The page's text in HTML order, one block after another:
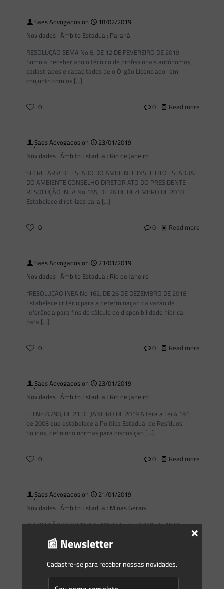
Saes Advogadoson
18/02/2019
Novidades | Âmbito Estadual: Paraná
RESOLUÇÃO SEMA No 8, DE 12 DE FEVEREIRO DE 2019
Súmula: receber apoio técnico de profissionais autônomos,
cadastrados e capacitados pelo Órgão Licenciador em
conjunto com os […]
0 0 Read more
Saes Advogadoson
23/01/2019
Novidades | Âmbito Estadual: Rio de Janeiro
SECRETARIA DE ESTADO DO AMBIENTE INSTITUTO ESTADUAL
DO AMBIENTE CONSELHO DIRETOR ATO DO PRESIDENTE
RESOLUÇÃO INEA No 165, DE 26 DE DEZEMBRO DE 2018
Estabelece diretrizes para […]
0 0 Read more
Saes Advogadoson
23/01/2019
Novidades | Âmbito Estadual: Rio de Janeiro
*RESOLUÇÃO INEA No 162, DE 26 DE DEZEMBRO DE 2018
Estabelece critério para a determinação da vazão de
referência para fins do cálculo de disponibilidade hídrica
para […]
0 0 Read more
Saes Advogadoson
23/01/2019
Novidades | Âmbito Estadual: Rio de Janeiro
LEI No 8.298, DE 21 DE JANEIRO DE 2019 Altera a Lei 4.191,
de 2003 que estabelece a Política Estadual de Resíduos
Sólidos, definindo normas para disposição […]
0 0 Read more
Saes Advogadoson
21/01/2019
Novidades | Âmbito Estadual: Minas Gerais
RESOLUÇÃO CONJUNTA SEMAD/ IEF No 2.749, DE 15 DE
às autorizações para manejo de fauna silvestre terrestre e
0 Read more
📰 Newsletter
Cadastre-se para receber nossas novidades.
×